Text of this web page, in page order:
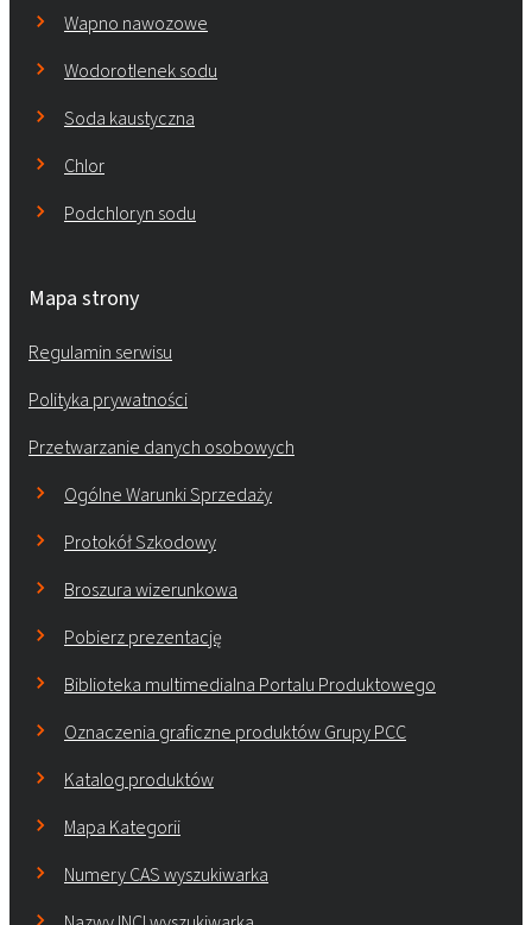
Wapno nawozowe
Wodorotlenek sodu
Soda kaustyczna
Chlor
Podchloryn sodu
Mapa strony
Regulamin serwisu
Polityka prywatności
Przetwarzanie danych osobowych
Ogólne Warunki Sprzedaży
Protokół Szkodowy
Broszura wizerunkowa
Pobierz prezentację
Biblioteka multimedialna Portalu Produktowego
Oznaczenia graficzne produktów Grupy PCC
Katalog produktów
Mapa Kategorii
Numery CAS wyszukiwarka